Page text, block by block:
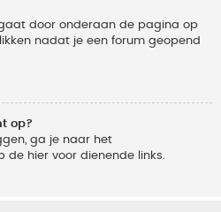
door onderaan de pagina op
nadat je een forum geopend
op?
ga je naar het
de hier voor dienende links.